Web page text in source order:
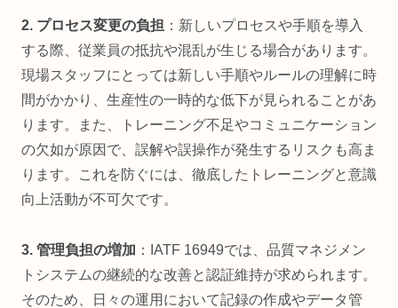
2. プロセス変更の負担 ：新しいプロセスや手順を導入
する際、従業員の抵抗や混乱が生じる場合があります。
現場スタッフにとっては新しい手順やルールの理解に時
間がかかり、生産性の一時的な低下が見られることがあ
ります。また、トレーニング不足やコミュニケーション
の欠如が原因で、誤解や誤操作が発生するリスクも高ま
ります。これを防ぐには、徹底したトレーニングと意識
向上活動が不可欠です。
3. 管理負担の増加 ：IATF 16949では、品質マネジメン
トシステムの継続的な改善と認証維持が求められます。
そのため、日々の運用において記録の作成やデータ管